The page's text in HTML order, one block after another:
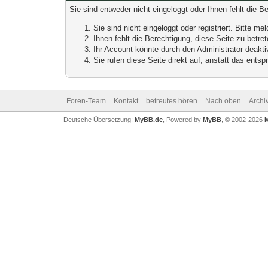
Sie sind entweder nicht eingeloggt oder Ihnen fehlt die
Sie sind nicht eingeloggt oder registriert. Bitte
Ihnen fehlt die Berechtigung, diese Seite zu
Ihr Account könnte durch den Administrator
Sie rufen diese Seite direkt auf, anstatt das
Foren-Team Kontakt betreutes hören Nach oben
Deutsche Übersetzung: MyBB.de, Powered by MyBB, © 2002-2026